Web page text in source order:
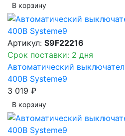
В корзинy
Артикул: S9F22216
Срок поставки: 2 дня
Автоматический
400В Systeme9
3 019 ₽
В корзинy